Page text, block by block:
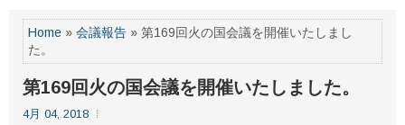
Home » 会議報告 » 第169回火の国会議を開催いたしまし
た。
第169回火の国会議を開催いたしました。
4月 04, 2018